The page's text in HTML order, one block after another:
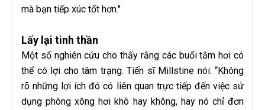
mà bạn tiếp xúc tốt hơn."
Lấy lại tinh thần
Một số nghiên cứu cho thấy rằng các buổi tắm hơi có
thể có lợi cho tâm trạng. Tiến sĩ Millstine nói: “Không
rõ những lợi ích đó có liên quan trực tiếp đến việc sử
dụng phòng xông hơi khô hay không, hay nó chỉ đơn